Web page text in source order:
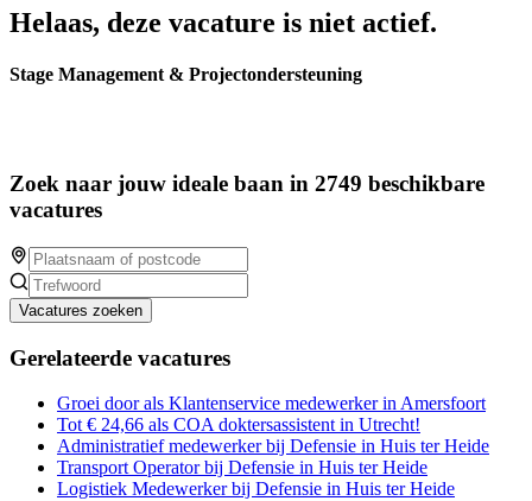
Helaas, deze vacature is niet actief.
Stage Management & Projectondersteuning
Zoek naar jouw ideale baan in 2749 beschikbare
vacatures
Vacatures zoeken
Gerelateerde vacatures
Groei door als Klantenservice medewerker in Amersfoort
Tot € 24,66 als COA doktersassistent in Utrecht!
Administratief medewerker bij Defensie in Huis ter Heide
Transport Operator bij Defensie in Huis ter Heide
Logistiek Medewerker bij Defensie in Huis ter Heide